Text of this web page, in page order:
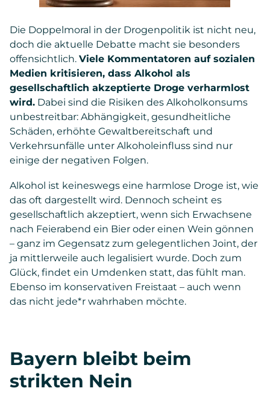
Die Doppelmoral in der Drogenpolitik ist nicht neu,
doch die aktuelle Debatte macht sie besonders
offensichtlich. Viele Kommentatoren auf sozialen
Medien kritisieren, dass Alkohol als
gesellschaftlich akzeptierte Droge verharmlost
wird. Dabei sind die Risiken des Alkoholkonsums
unbestreitbar: Abhängigkeit, gesundheitliche
Schäden, erhöhte Gewaltbereitschaft und
Verkehrsunfälle unter Alkoholeinfluss sind nur
einige der negativen Folgen.
Alkohol ist keineswegs eine harmlose Droge ist, wie
das oft dargestellt wird. Dennoch scheint es
gesellschaftlich akzeptiert, wenn sich Erwachsene
nach Feierabend ein Bier oder einen Wein gönnen
– ganz im Gegensatz zum gelegentlichen Joint, der
ja mittlerweile auch legalisiert wurde. Doch zum
Glück, findet ein Umdenken statt, das fühlt man.
Ebenso im konservativen Freistaat – auch wenn
das nicht jede*r wahrhaben möchte.
Bayern bleibt beim
strikten Nein